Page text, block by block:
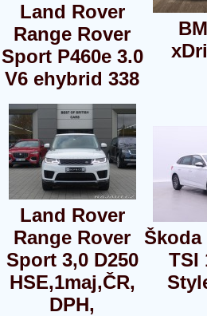
Land Rover
Range Rover
Sport P460e 3.0
V6 ehybrid 338
Land Rover
Range Rover
Sport 3,0 D250
HSE,1maj,ČR,
DPH,
Škoda
TSI